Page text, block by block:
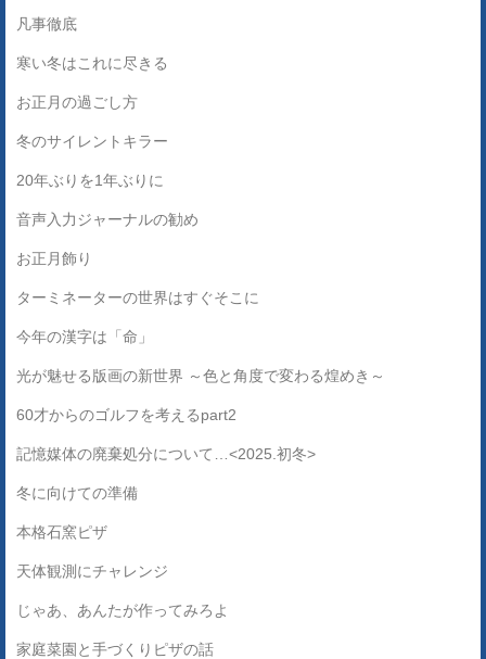
凡事徹底
寒い冬はこれに尽きる
お正月の過ごし方
冬のサイレントキラー
20年ぶりを1年ぶりに
音声入力ジャーナルの勧め
お正月飾り
ターミネーターの世界はすぐそこに
今年の漢字は「命」
光が魅せる版画の新世界 ～色と角度で変わる煌めき～
60才からのゴルフを考えるpart2
記憶媒体の廃棄処分について…<2025.初冬>
冬に向けての準備
本格石窯ピザ
天体観測にチャレンジ
じゃあ、あんたが作ってみろよ
家庭菜園と手づくりピザの話